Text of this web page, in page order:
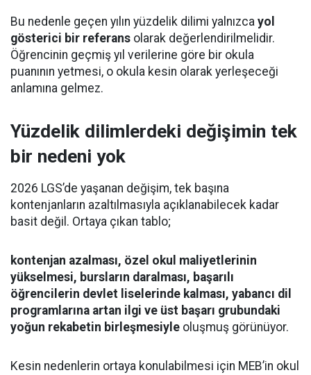
Bu nedenle geçen yılın yüzdelik dilimi yalnızca yol
gösterici bir referans olarak değerlendirilmelidir.
Öğrencinin geçmiş yıl verilerine göre bir okula
puanının yetmesi, o okula kesin olarak yerleşeceği
anlamına gelmez.
Yüzdelik dilimlerdeki değişimin tek
bir nedeni yok
2026 LGS’de yaşanan değişim, tek başına
kontenjanların azaltılmasıyla açıklanabilecek kadar
basit değil. Ortaya çıkan tablo;
kontenjan azalması, özel okul maliyetlerinin
yükselmesi, bursların daralması, başarılı
öğrencilerin devlet liselerinde kalması, yabancı dil
programlarına artan ilgi ve üst başarı grubundaki
yoğun rekabetin birleşmesiyle oluşmuş görünüyor.
Kesin nedenlerin ortaya konulabilmesi için MEB’in okul